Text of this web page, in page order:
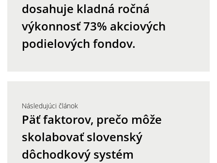
dosahuje kladná ročná
výkonnosť 73% akciových
podielových fondov.
Následujúci článok
Päť faktorov, prečo môže
skolabovať slovenský
dôchodkový systém